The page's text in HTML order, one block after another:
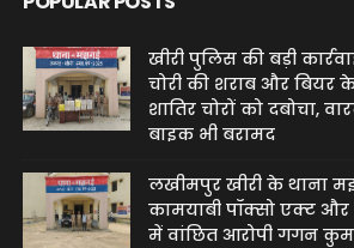
खीरी पुलिस की बड़ी
चोरी की शराब और बियर
शातिर चोरों को दबोचा,
बाइक भी बरामद
लखीमपुर खीरी के थाना
कामयाबी पॉक्सो एक्ट
में वांछित आरोपी गगन